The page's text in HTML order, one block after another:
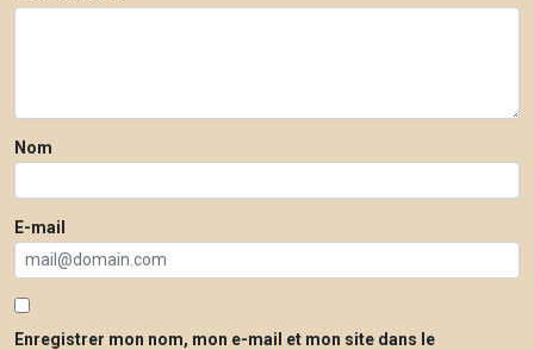
Nom
E-mail
Enregistrer mon nom, mon e-mail et mon site dans le